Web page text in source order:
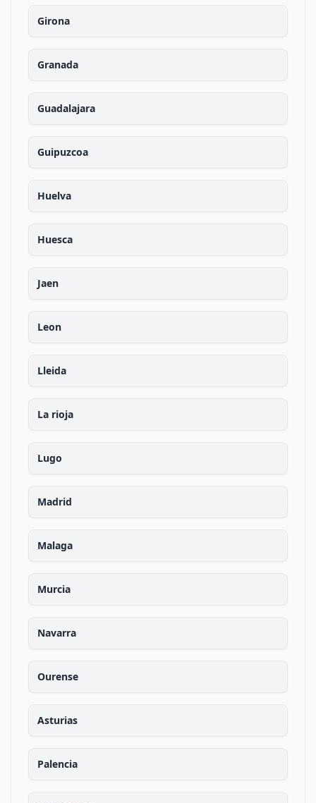
Girona
Granada
Guadalajara
Guipuzcoa
Huelva
Huesca
Jaen
Leon
Lleida
La rioja
Lugo
Madrid
Malaga
Murcia
Navarra
Ourense
Asturias
Palencia